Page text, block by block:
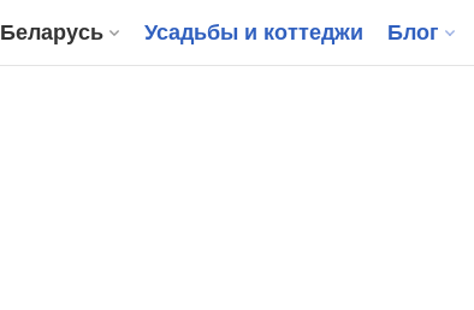
Беларусь Усадьбы и коттеджи Блог